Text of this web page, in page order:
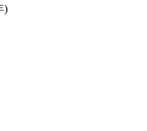
)